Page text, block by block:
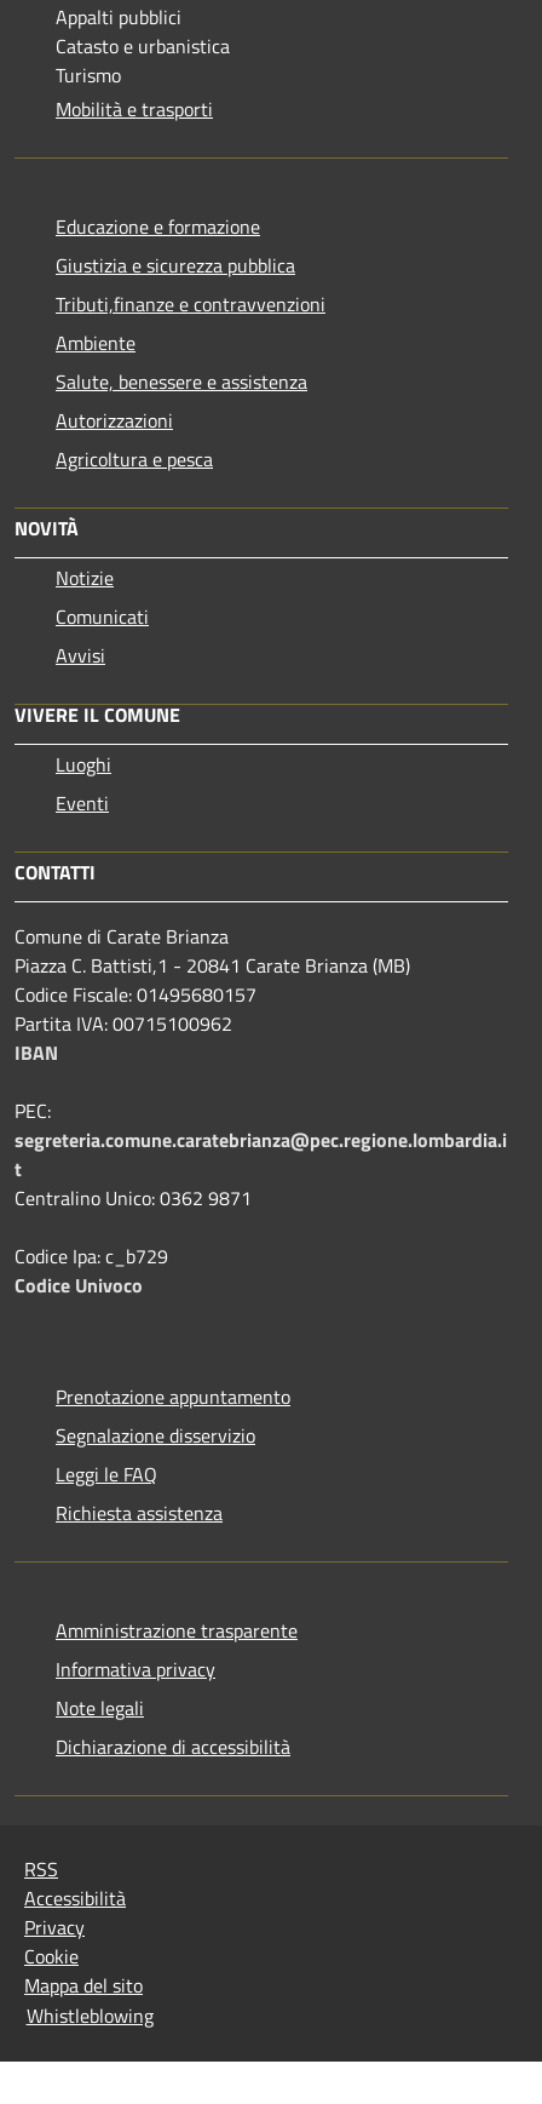
Appalti pubblici
Catasto e urbanistica
Turismo
Mobilità e trasporti
Educazione e formazione
Giustizia e sicurezza pubblica
Tributi,finanze e contravvenzioni
Ambiente
Salute, benessere e assistenza
Autorizzazioni
Agricoltura e pesca
NOVITÀ
Notizie
Comunicati
Avvisi
VIVERE IL COMUNE
Luoghi
Eventi
CONTATTI
Comune di Carate Brianza
Piazza C. Battisti,1 - 20841 Carate Brianza (MB)
Codice Fiscale: 01495680157
Partita IVA: 00715100962
IBAN
PEC:
segreteria.comune.caratebrianza@pec.regione.lombardia.i
t
Centralino Unico: 0362 9871
Codice Ipa: c_b729
Codice Univoco
Prenotazione appuntamento
Segnalazione disservizio
Leggi le FAQ
Richiesta assistenza
Amministrazione trasparente
Informativa privacy
Note legali
Dichiarazione di accessibilità
RSS
Accessibilità
Privacy
Cookie
Mappa del sito
Whistleblowing